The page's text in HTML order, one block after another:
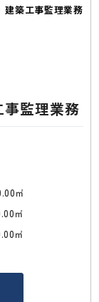
建築工事監理業務
監理業務
㎡
㎡